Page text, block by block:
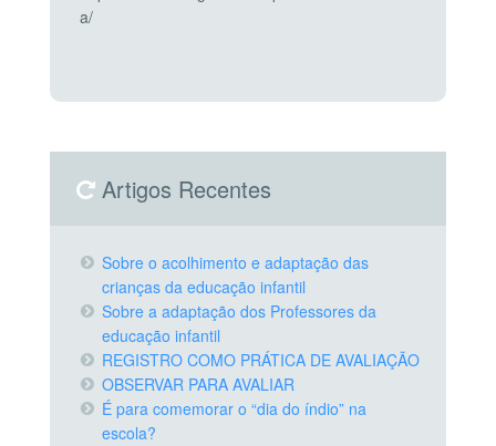
a/
Artigos Recentes
Sobre o acolhimento e adaptação das
crianças da educação infantil
Sobre a adaptação dos Professores da
educação infantil
REGISTRO COMO PRÁTICA DE AVALIAÇÃO
OBSERVAR PARA AVALIAR
É para comemorar o “dia do índio” na
escola?